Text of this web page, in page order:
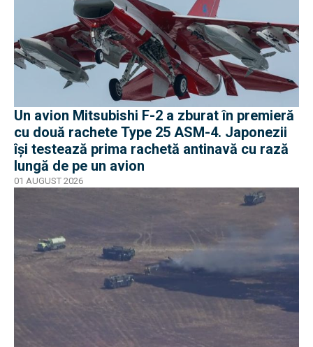
Un avion Mitsubishi F-2 a zburat în premieră
cu două rachete Type 25 ASM-4. Japonezii
își testează prima rachetă antinavă cu rază
lungă de pe un avion
01 AUGUST 2026